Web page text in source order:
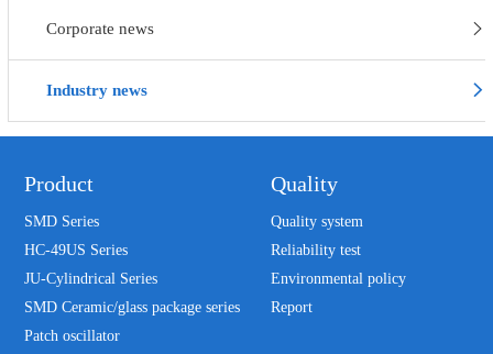
Corporate news
Industry news
Product
SMD Series
HC-49US Series
JU-Cylindrical Series
SMD Ceramic/glass package series
Patch oscillator
Quality
Quality system
Reliability test
Environmental policy
Report